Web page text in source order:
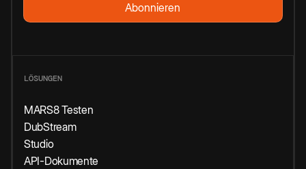
LÖSUNGEN
MARS8 Testen
DubStream
Studio
API-Dokumente